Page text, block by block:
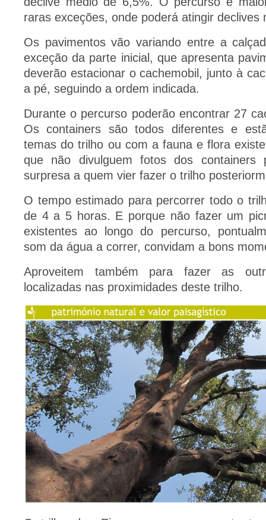
raras exceções, onde poderá atingir declives
Os pavimentos vão variando entre a
exceção da parte inicial, que apresenta
deverão estacionar o cachemobil, junto à
a pé, seguindo a ordem indicada.
Durante o percurso poderão encontrar 27
Os containers são todos diferentes e
temas do trilho ou com a fauna e flora
que não divulguem fotos dos containers
surpresa a quem vier fazer o trilho
O tempo estimado para percorrer todo o
de 4 a 5 horas. E porque não fazer um
existentes ao longo do percurso,
som da água a correr, convidam a bons
Aproveitem também para fazer as
localizadas nas proximidades deste trilho.